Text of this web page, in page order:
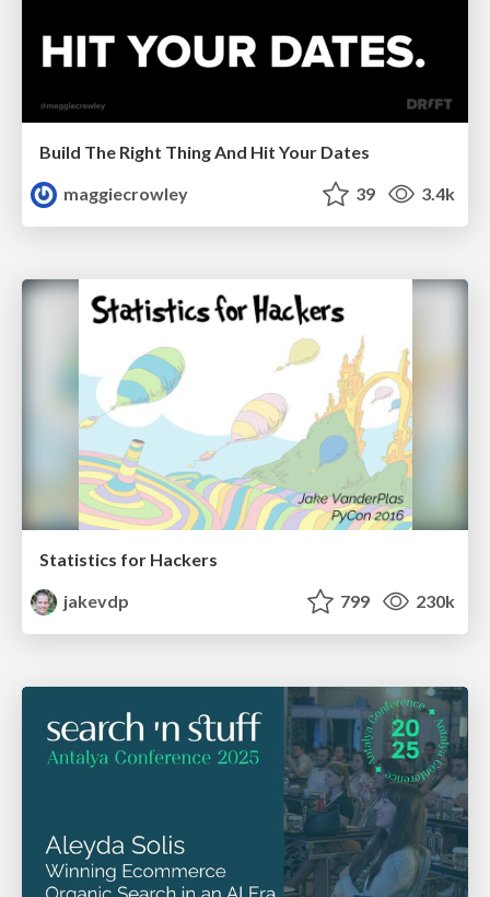
Build The Right Thing And Hit Your Dates
maggiecrowley
39 3.4k
Statistics for Hackers
jakevdp
799 230k